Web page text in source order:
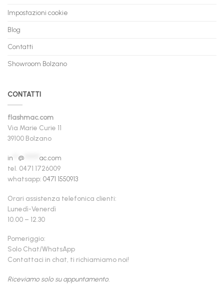
Impostazioni cookie
Blog
Contatti
Showroom Bolzano
CONTATTI
flashmac.com
Via Marie Curie 11
39100 Bolzano
in @
ac.com
tel. 0471 1726009
whatsapp: 0471 1550913
Orari assistenza telefonica clienti:
Lunedì-Venerdì
10.00 – 12.30
Pomeriggio:
Solo Chat/WhatsApp
Contattaci in chat, ti richiamiamo noi!
Riceviamo solo su appuntamento.